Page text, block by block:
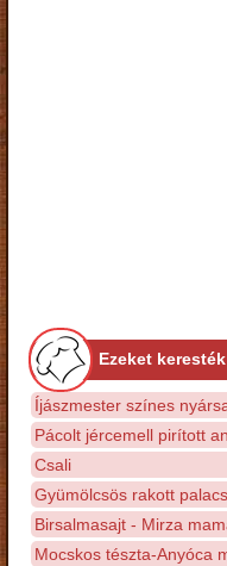
Ezeket
Íjászmester színes
Pácolt jércemell pirított
Csali
Gyümölcsös rakott
Birsalmasajt - Mirza
Mocskos tészta-Anyóca